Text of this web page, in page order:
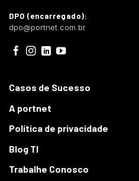
DPO (encarregado):
dpo@portnet.com.br
Casos de Sucesso
A portnet
Política de privacidade
Blog TI
Trabalhe Conosco